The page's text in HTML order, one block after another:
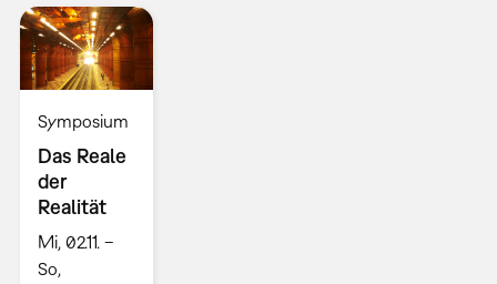
Symposium
Das Reale
der
Realität
Mi, 02.11. –
So,